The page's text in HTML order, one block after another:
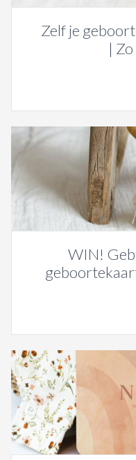
Zelf je
|
WIN!